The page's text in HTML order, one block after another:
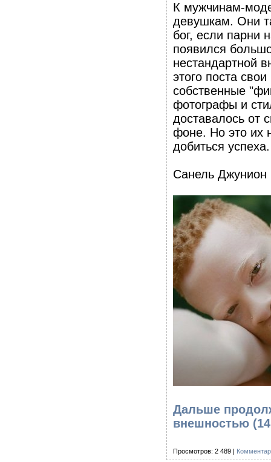
К мужчинам-
девушкам. Они
бог, если парни
появился
нестандартной
этого поста
собственные
фотографы и
доставалось от
фоне. Но это их
добиться успеха.
Санель
Дальше
внешностью
Просмотров: 2 489 |